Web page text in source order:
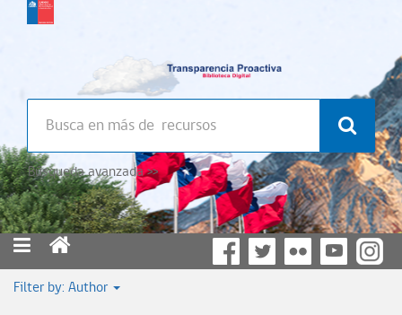
Búsqueda avanzada >>
Filter by: Author